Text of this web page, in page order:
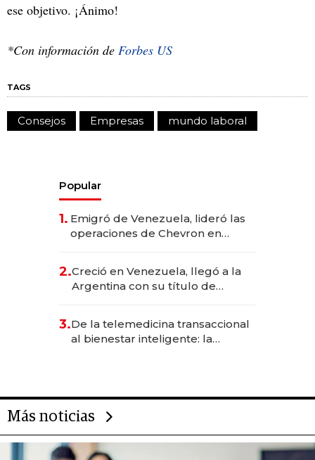
ese objetivo. ¡Ánimo!
*Con información de Forbes US
TAGS
Consejos Empresas mundo laboral
Popular
1. Emigró de Venezuela, lideró las
operaciones de Chevron en
2.Creció en Venezuela, llegó a la
Argentina con su título de
las marcas "fast premium"
3.De la telemedicina transaccional
al bienestar inteligente: la
Más noticias